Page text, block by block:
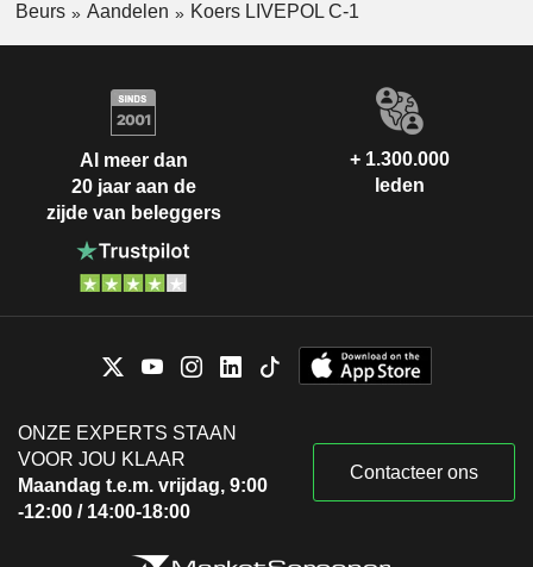
Beurs Aandelen Koers LIVEPOL C-1
Al meer dan
20 jaar aan de
zijde van beleggers
+ 1.300.000
leden
ONZE EXPERTS STAAN
VOOR JOU KLAAR
Maandag t.e.m. vrijdag, 9:00
-12:00 / 14:00-18:00
Contacteer ons